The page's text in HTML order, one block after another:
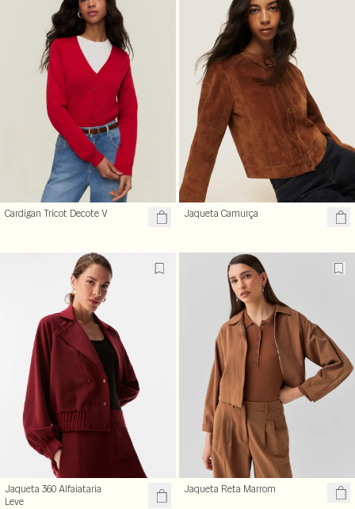
Cardigan Tricot Decote V Jaqueta Camurça
Jaqueta 360 Alfaiataria
Leve
Jaqueta Reta Marrom